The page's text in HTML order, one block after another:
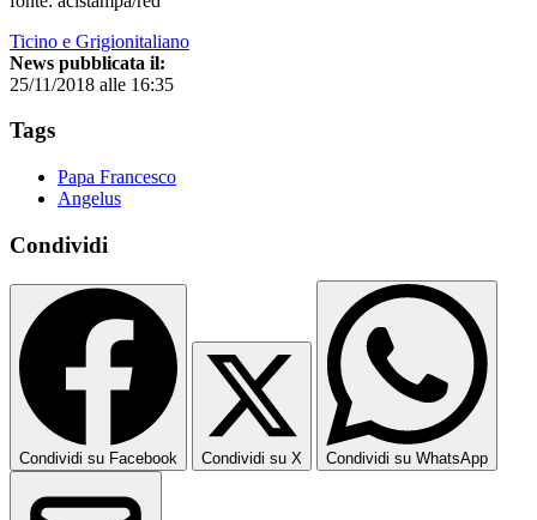
Ticino e Grigionitaliano
News pubblicata il:
25/11/2018 alle 16:35
Tags
Papa Francesco
Angelus
Condividi
Condividi su Facebook Condividi su X Condividi su WhatsApp